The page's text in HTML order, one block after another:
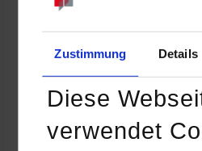
Zustimmung Details
Diese
verwendet
Allendorf
Viviana Moro
youngtalents@viessmann-